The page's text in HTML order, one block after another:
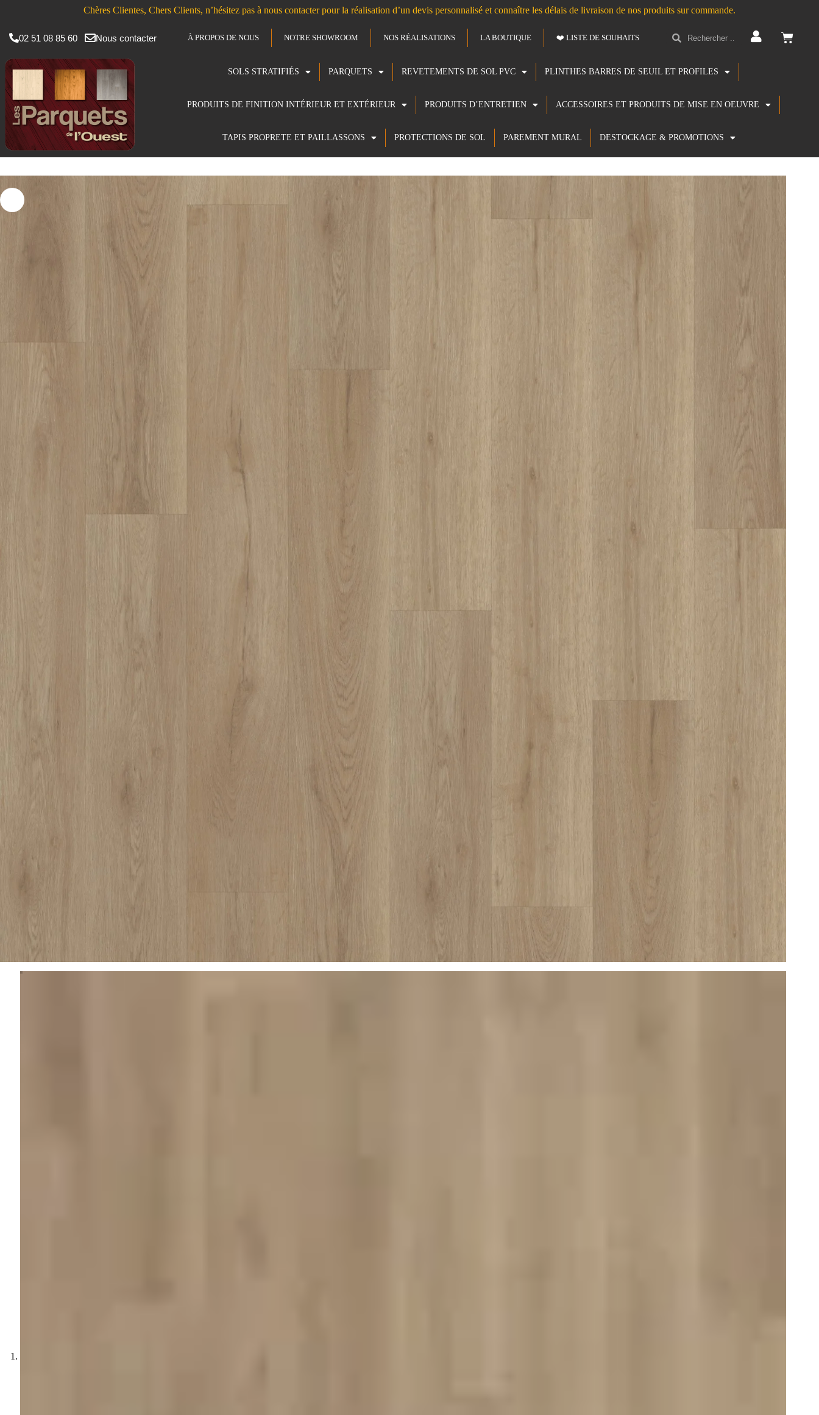
Chères Clientes, Chers Clients, n’hésitez pas à nous contacter pour la réalisation d’un devis personnalisé et connaître les délais de livraison de nos produits sur commande.
02 51 08 85 60 Nous contacter À PROPOS DE NOUS NOTRE SHOWROOM NOS RÉALISATIONS LA BOUTIQUE ❤️ LISTE DE SOUHAITS
SOLS STRATIFIÉS PARQUETS REVETEMENTS DE SOL PVC PLINTHES BARRES DE SEUIL ET PROFILES
PRODUITS DE FINITION INTÉRIEUR ET EXTÉRIEUR PRODUITS D’ENTRETIEN ACCESSOIRES ET PRODUITS DE MISE EN OEUVRE
TAPIS PROPRETE ET PAILLASSONS PROTECTIONS DE SOL PAREMENT MURAL DESTOCKAGE & PROMOTIONS